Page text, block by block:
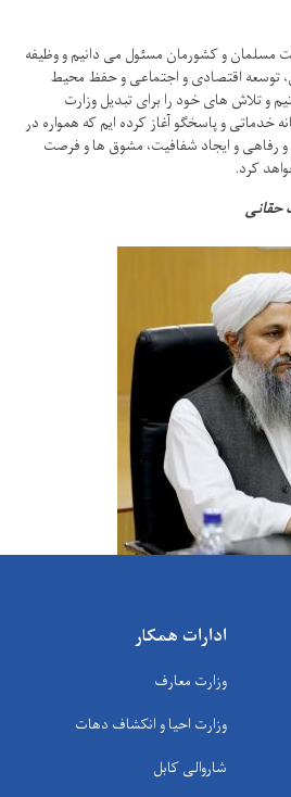
مسلمان و کشورمان مسئول می دانیم و وظیفه
توسعه اقتصادی و اجتماعی و حفظ محیط
و تلاش های خود را برای تبدیل وزارت
خدماتی و پاسخگو آغاز کرده ایم که همواره در
و رفاهی و ایجاد شفافیت، مشوق ها و فرصت
کرد.
حقانی
ادارات همکار
وزارت معارف
وزارت احیا و انکشاف دهات
شاروالی کابل